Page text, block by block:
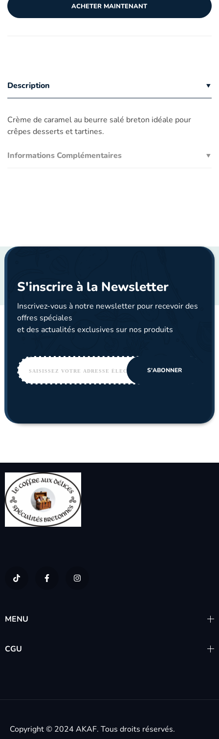
ACHETER MAINTENANT
Description
Crème de caramel au beurre salé breton idéale pour
crêpes desserts et tartines.
Informations Complémentaires
S'inscrire à la Newsletter
Inscrivez-vous à notre newsletter pour recevoir des
offres spéciales
et des actualités exclusives sur nos produits
MENU
CGU
Copyright © 2024 AKAF. Tous droits réservés.